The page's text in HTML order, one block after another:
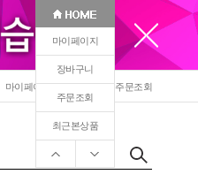
마이페이지
장바구니
주문조회
최근본상품
마이페이지 장바구니 주문조회